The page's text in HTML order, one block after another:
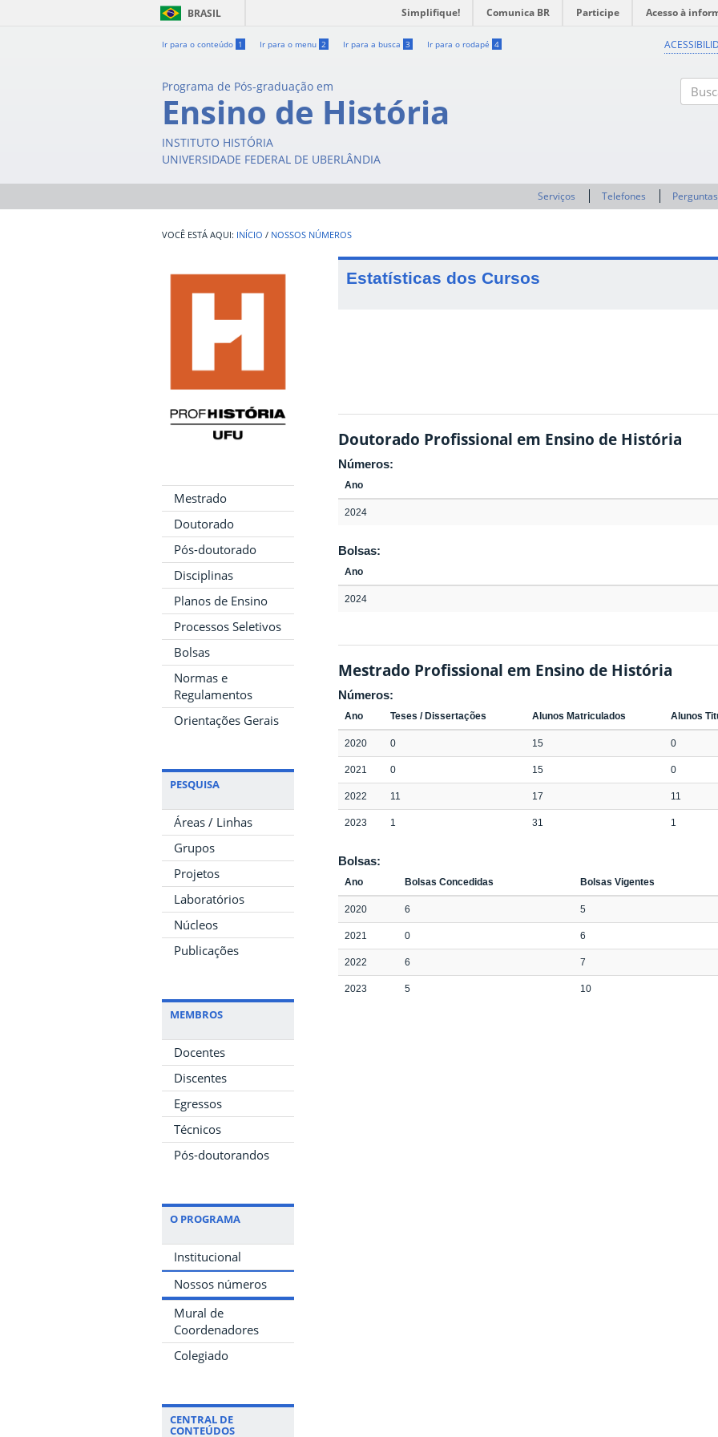
BRASIL Simplifique! Comunica BR Participe Acesso à
Ir para o conteúdo 1 Ir para o menu 2 Ir para a busca 3 Ir para o rodapé 4
Programa de Pós-graduação em
Ensino de História
INSTITUTO HISTÓRIA
UNIVERSIDADE FEDERAL DE UBERLÂNDIA
Serviços Telefones
INÍCIO / NOSSOS NÚMEROS
Mestrado
Doutorado
Pós-doutorado
Disciplinas
Planos de Ensino
Processos Seletivos
Bolsas
Normas e
Regulamentos
Orientações Gerais
PESQUISA
Áreas / Linhas
Grupos
Projetos
Laboratórios
Núcleos
Publicações
MEMBROS
Docentes
Discentes
Egressos
Técnicos
Pós-doutorandos
O PROGRAMA
Institucional
Nossos números
Mural de
Coordenadores
Colegiado
CENTRAL DE
CONTEÚDOS
Estatísticas dos Cursos
Doutorado Profissional em Ensino de História
Números:
Ano
2024
Bolsas:
Ano
2024
Mestrado Profissional em Ensino de História
Números:
Ano Teses / Dissertações Alunos Matriculados Alunos
2020 0 15 0
2021 0 15 0
2022 11 17 11
2023 1 31 1
Bolsas:
Ano Bolsas Concedidas Bolsas Vigentes
2020 6 5
2021 0 6
2022 6 7
2023 5 10